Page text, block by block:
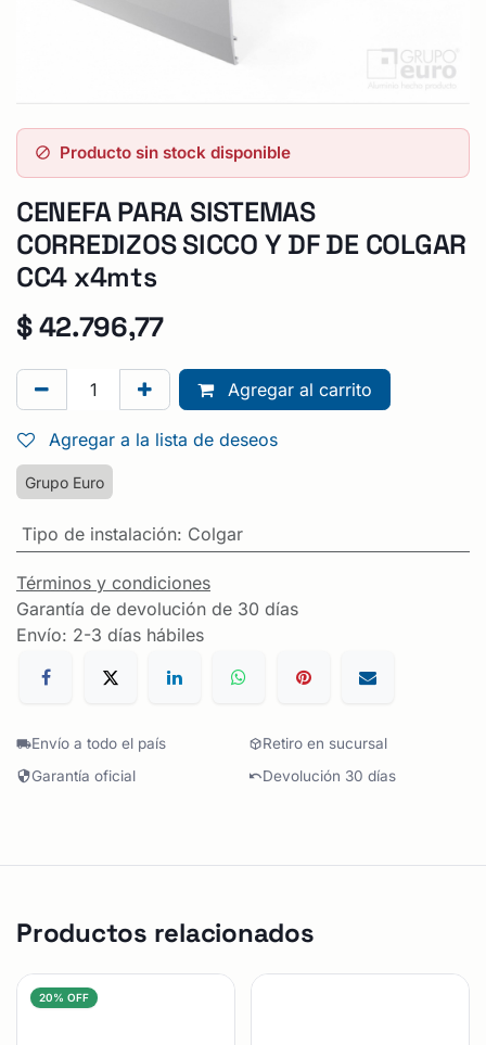
Producto sin stock disponible
CENEFA PARA SISTEMAS
CORREDIZOS SICCO Y DF DE COLGAR
CC4 x4mts
$42.796,77
Agregar al carrito
Agregar a la lista de deseos
Grupo Euro
Tipo de instalación: Colgar
Términos y condiciones
Garantía de devolución de 30 días
Envío: 2-3 días hábiles
Envío a todo el país
Retiro en sucursal
Garantía oficial
Devolución 30 días
Productos relacionados
20% OFF